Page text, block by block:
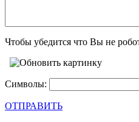
Чтобы убедится что Вы не
Символы:
ОТПРАВИТЬ